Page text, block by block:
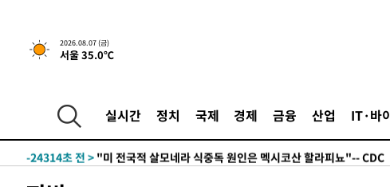
2026.08.07 (금)
서울 35.0℃
실시간 정치 국제 경제 금융 산업 IT·바
-32244초 전 >[속보] 7월 중국 수출 23.9%↑ 수입 27.5%↑…무역총액
25.3%↑
-29404초 전 >[속보]'채상병 순직 책임' 임성근, 항소심도 징역 3년
-25870초 전 >
민주 콩고 에볼라환자 4천명 돌파, 4053명 발생 1850명 사망
-25120초 전 >
-24314초 전 > "미 전국적 살모네라 식중독 원인은 멕시코산 할라피뇨"-- CDC